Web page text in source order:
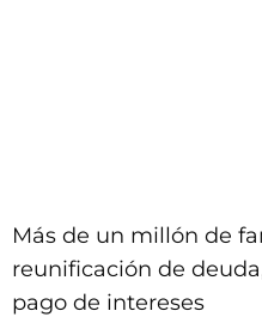
Más de un millón de
reunificación de
pago de intereses